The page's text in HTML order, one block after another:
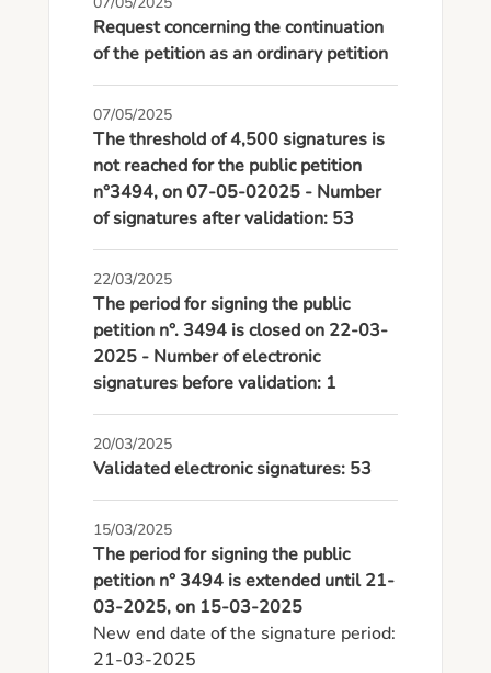
Request concerning the continuation
of the petition as an ordinary petition
07/05/2025
The threshold of 4,500 signatures is
not reached for the public petition
n°3494, on 07-05-02025 - Number
of signatures after validation: 53
22/03/2025
The period for signing the public
petition n°. 3494 is closed on 22-03-
2025 - Number of electronic
signatures before validation: 1
20/03/2025
Validated electronic signatures: 53
15/03/2025
The period for signing the public
petition n° 3494 is extended until 21-
03-2025, on 15-03-2025
New end date of the signature period:
21-03-2025